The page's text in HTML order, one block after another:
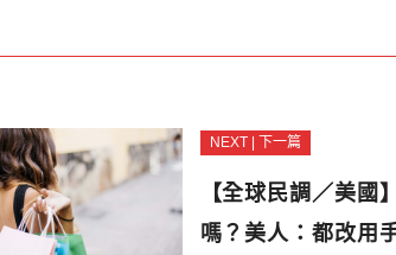
NEXT | 下一篇
【全球民調／美國
嗎？美人：都改用